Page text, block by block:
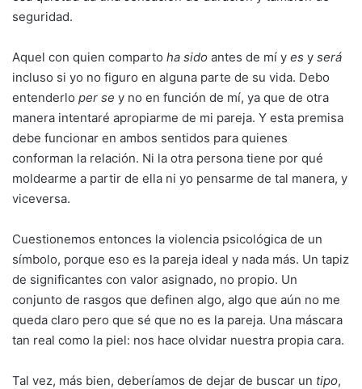
seguridad.
Aquel con quien comparto ha sido antes de mí y es y será
incluso si yo no figuro en alguna parte de su vida. Debo
entenderlo per se y no en función de mí, ya que de otra
manera intentaré apropiarme de mi pareja. Y esta premisa
debe funcionar en ambos sentidos para quienes
conforman la relación. Ni la otra persona tiene por qué
moldearme a partir de ella ni yo pensarme de tal manera, y
viceversa.
Cuestionemos entonces la violencia psicológica de un
símbolo, porque eso es la pareja ideal y nada más. Un tapiz
de significantes con valor asignado, no propio. Un
conjunto de rasgos que definen algo, algo que aún no me
queda claro pero que sé que no es la pareja. Una máscara
tan real como la piel: nos hace olvidar nuestra propia cara.
Tal vez, más bien, deberíamos de dejar de buscar un tipo,